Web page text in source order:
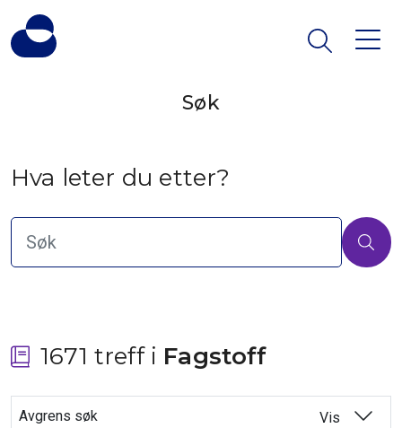
Søk
Hva leter du etter?
1671 treff i Fagstoff
Avgrens søk Vis